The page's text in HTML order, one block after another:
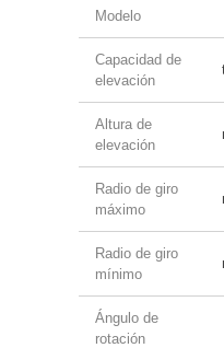
Modelo
Capacidad de
elevación
Altura de
elevación
Radio de giro
máximo
Radio de giro
mínimo
Ángulo de
rotación